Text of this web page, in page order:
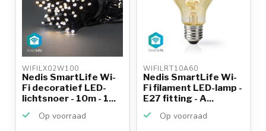
WIFILX02W100
Nedis SmartLife Wi-
Fi decoratief LED-
lichtsnoer - 10m - 1...
Op voorraad
WIFILRT10A60
Nedis SmartLife Wi-
Fi filament LED-lamp -
E27 fitting - A...
Op voorraad